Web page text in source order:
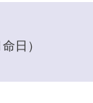
日）